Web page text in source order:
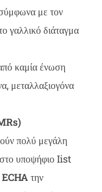
με τον
γαλλικό διάταγμα
καμία ένωση
μεταλλαξιογόνα
s)
πολύ μεγάλη
υποψήφιο Iist
την